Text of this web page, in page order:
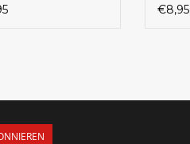
€8,95